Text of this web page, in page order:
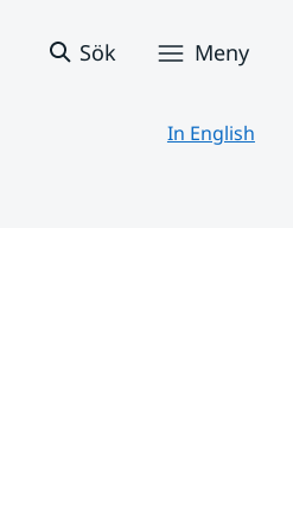
Sök Meny
In English